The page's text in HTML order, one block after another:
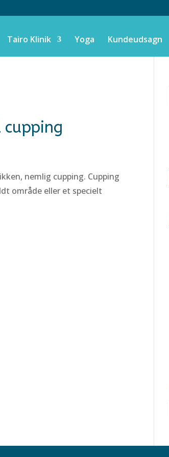
Tairo Klinik Yoga Kundeudsagn
nemlig cupping. Cupping
område eller et specielt